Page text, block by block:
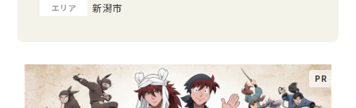
エリア 新潟市